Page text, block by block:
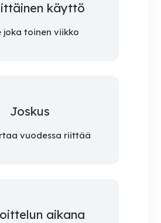
käyttö
joka toinen viikko
Joskus
vuodessa riittää
aikana